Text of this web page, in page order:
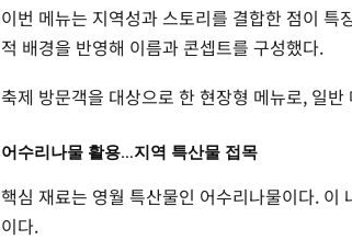
이번 메뉴는 지역성과 스토리를 결합한 점이
적 배경을 반영해 이름과 콘셉트를 구성했다.
축제 방문객을 대상으로 한 현장형 메뉴로, 일
어수리나물 활용…지역 특산물 접목
핵심 재료는 영월 특산물인 어수리나물이다. 이
이다.